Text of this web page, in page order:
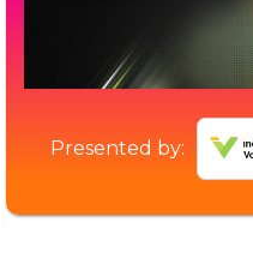
Presented by: